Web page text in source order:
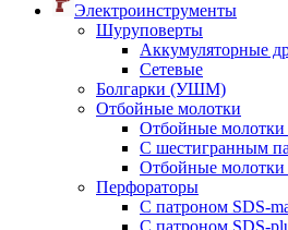
Электроинструменты
Шуруповерты
Аккумуляторные
Сетевые
Болгарки (УШМ)
Отбойные молотки
Отбойные молотки
С шестигранным
Отбойные молотки
Перфораторы
С патроном SDS-
С патроном SDS-